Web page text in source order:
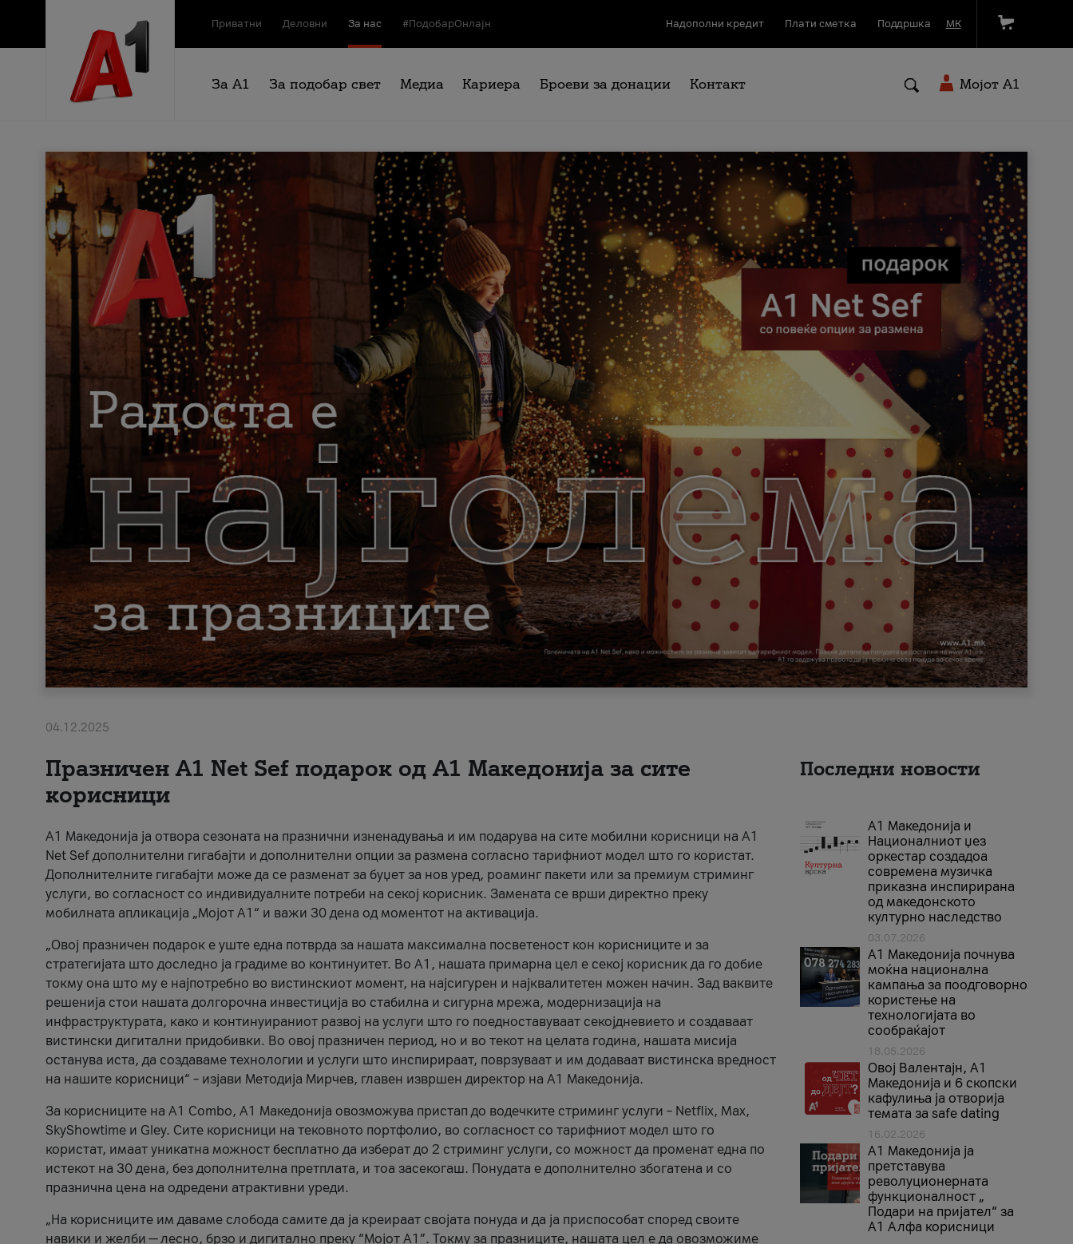
Приватни Деловни За нас #ПодобарОнлајн Надополни кредит Плати сметка Поддршка МК
За А1 За подобар свет Медиа Кариера Броеви за донации Контакт Мојот A1
04.12.2025
Празничен A1 Net Sеf подарок од А1 Македонија за сите
корисници
А1 Македонија ја отвора сезоната на празнични изненадувања и им подарува на сите мобилни корисници на A1
Net Sef дополнителни гигабајти и дополнителни опции за размена согласно тарифниот модел што го користат.
Дополнителните гигабајти може да се разменат за буџет за нов уред, роаминг пакети или за премиум стриминг
услуги, во согласност со индивидуалните потреби на секој корисник. Замената се врши директно преку
мобилната апликација „Мојот А1“ и важи 30 дена од моментот на активација.
„Овој празничен подарок е уште една потврда за нашата максимална посветеност кон корисниците и за
стратегијата што доследно ја градиме во континуитет. Во А1, нашата примарна цел е секој корисник да го добие
токму она што му е најпотребно во вистинскиот момент, на најсигурен и најквалитетен можен начин. Зад ваквите
решенија стои нашата долгорочна инвестиција во стабилна и сигурна мрежа, модернизација на
инфраструктурата, како и континуираниот развој на услуги што го поедноставуваат секојдневието и создаваат
вистински дигитални придобивки. Во овој празничен период, но и во текот на целата година, нашата мисија
останува иста, да создаваме технологии и услуги што инспирираат, поврзуваат и им додаваат вистинска вредност
на нашите корисници“ – изјави Методија Мирчев, главен извршен директор на А1 Македонија.
За корисниците на A1 Combo, А1 Македонија овозможува пристап до водечките стриминг услуги – Netflix, Max,
SkyShowtime и Gley. Сите корисници на тековното портфолио, во согласност со тарифниот модел што го
користат, имаат уникатна можност бесплатно да изберат до 2 стриминг услуги, со можност да променат една по
истекот на 30 дена, без дополнителна претплата, и тоа засекогаш. Понудата е дополнително збогатена и со
празнична цена на одредени атрактивни уреди.
„На корисниците им даваме слобода самите да ја креираат својата понуда и да ја приспособат според своите
навики и желби — лесно, брзо и дигитално преку “Мојот А1”. Токму за празниците, нашата цел е да овозможиме
Последни новости
А1 Македонија и
Националниот џез
оркестар создадоа
современа музичка
приказна инспирирана
од македонското
културно наследство
03.07.2026
A1 Македонија почнува
моќна национална
кампања за поодговорно
користење на
технологијата во
сообраќајот
18.05.2026
Овој Валентајн, A1
Македонија и 6 скопски
кафулиња ја отворија
темата за safe dating
16.02.2026
А1 Македонија ја
претставува
револуционерната
функционалност „
Подари на пријател“ за
А1 Алфа корисници